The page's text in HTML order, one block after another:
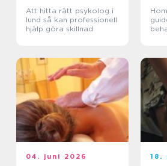
Att hitta rätt psykolog i
lund så kan professionell
hjälp göra skillnad
04. juni 2026 18.